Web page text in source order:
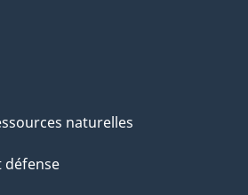
naturelles
défense